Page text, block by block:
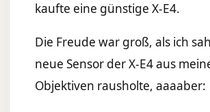
kaufte eine günstige X-E4.
Die Freude war groß, als ich
neue Sensor der X-E4 aus
Objektiven rausholte, aaaaber: